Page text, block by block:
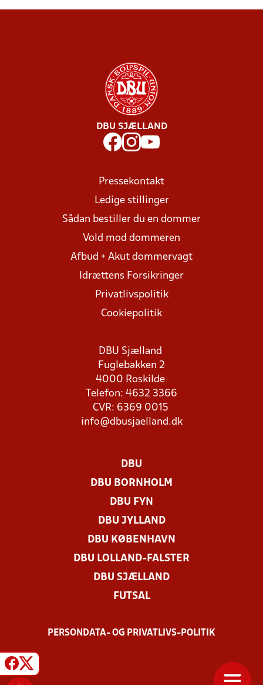
DBU SJÆLLAND
Pressekontakt
Ledige stillinger
Sådan bestiller du en dommer
Vold mod dommeren
Afbud + Akut dommervagt
Idrættens Forsikringer
Privatlivspolitik
Cookiepolitik
DBU Sjælland
Fuglebakken 2
4000 Roskilde
Telefon: 4632 3366
CVR: 6369 0015
info@dbusjaelland.dk
DBU
DBU BORNHOLM
DBU FYN
DBU JYLLAND
DBU KØBENHAVN
DBU LOLLAND-FALSTER
DBU SJÆLLAND
FUTSAL
PERSONDATA- OG PRIVATLIVS-POLITIK